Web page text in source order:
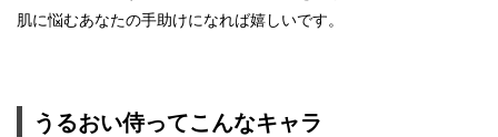
肌に悩むあなたの手助けになれば嬉しいです。
うるおい侍ってこんなキャラ